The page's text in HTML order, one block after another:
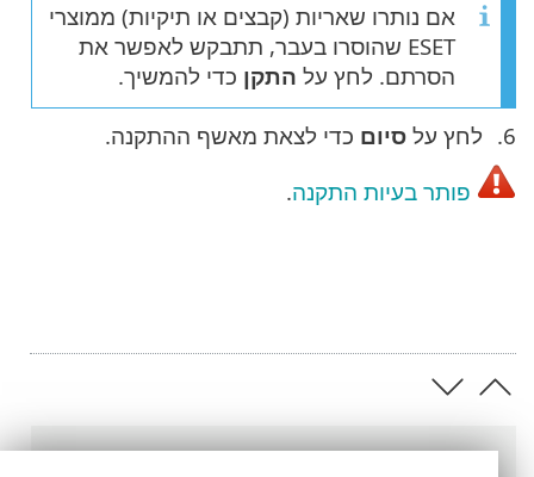
אם נותרו שאריות (קבצים או תיקיות) ממוצרי
ESET שהוסרו בעבר, תתבקש לאפשר את
הסרתם. לחץ על התקן כדי להמשיך.
לחץ על סיום כדי לצאת מאשף ההתקנה.
פותר בעיות התקנה.